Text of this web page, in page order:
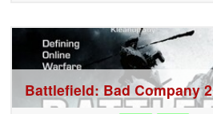
Battlefield: Bad Company 2